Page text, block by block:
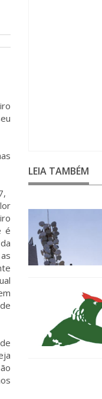
é
LEIA TAMBÉM